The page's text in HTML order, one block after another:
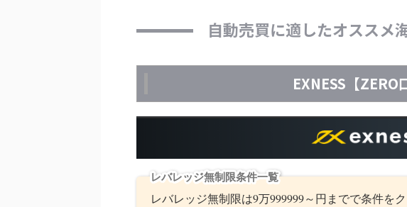
自動売買に適したオススメ
EXNESS【ZERO
レバレッジ無制限条件一覧
レバレッジ無制限は9万999999～円までで条件を